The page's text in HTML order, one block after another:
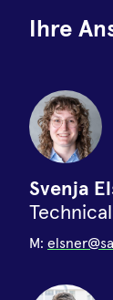
Ihre
Svenja
M: